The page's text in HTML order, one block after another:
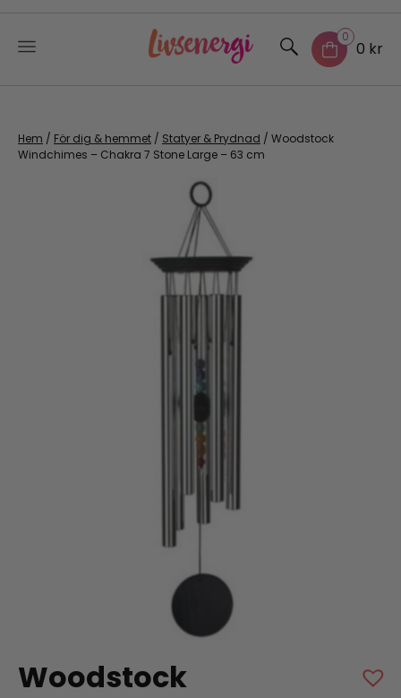
content
0
0 kr
Hem / För dig & hemmet / Statyer & Prydnad / Woodstock
Windchimes – Chakra 7 Stone Large – 63 cm
Woodstock